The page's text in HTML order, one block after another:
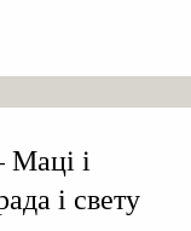
Маці і
і свету